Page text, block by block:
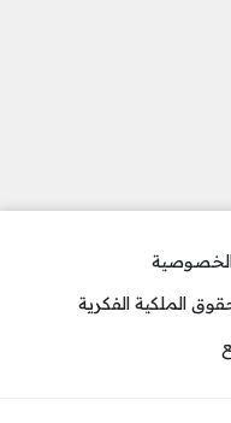
الملكية الفكرية